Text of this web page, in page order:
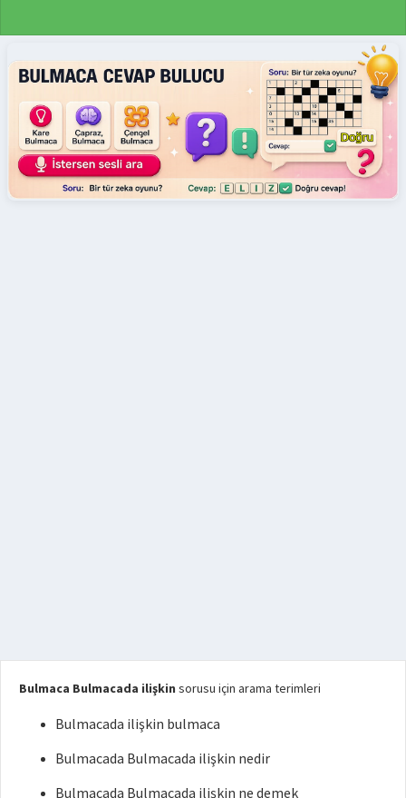
Bulmaca Bulmacada ilişkin sorusu için arama terimleri
Bulmacada ilişkin bulmaca
Bulmacada Bulmacada ilişkin nedir
Bulmacada Bulmacada ilişkin ne demek